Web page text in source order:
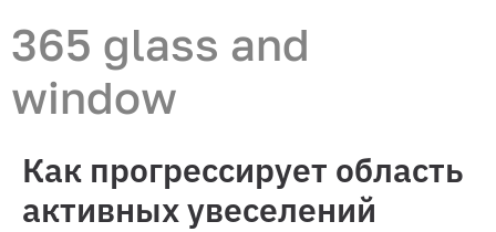
365 glass and
window
Как прогрессирует область
активных увеселений